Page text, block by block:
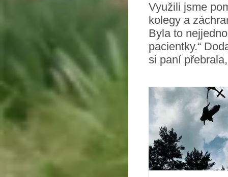
Využili jsme
kolegy a
Byla to
pacientky.“
si paní